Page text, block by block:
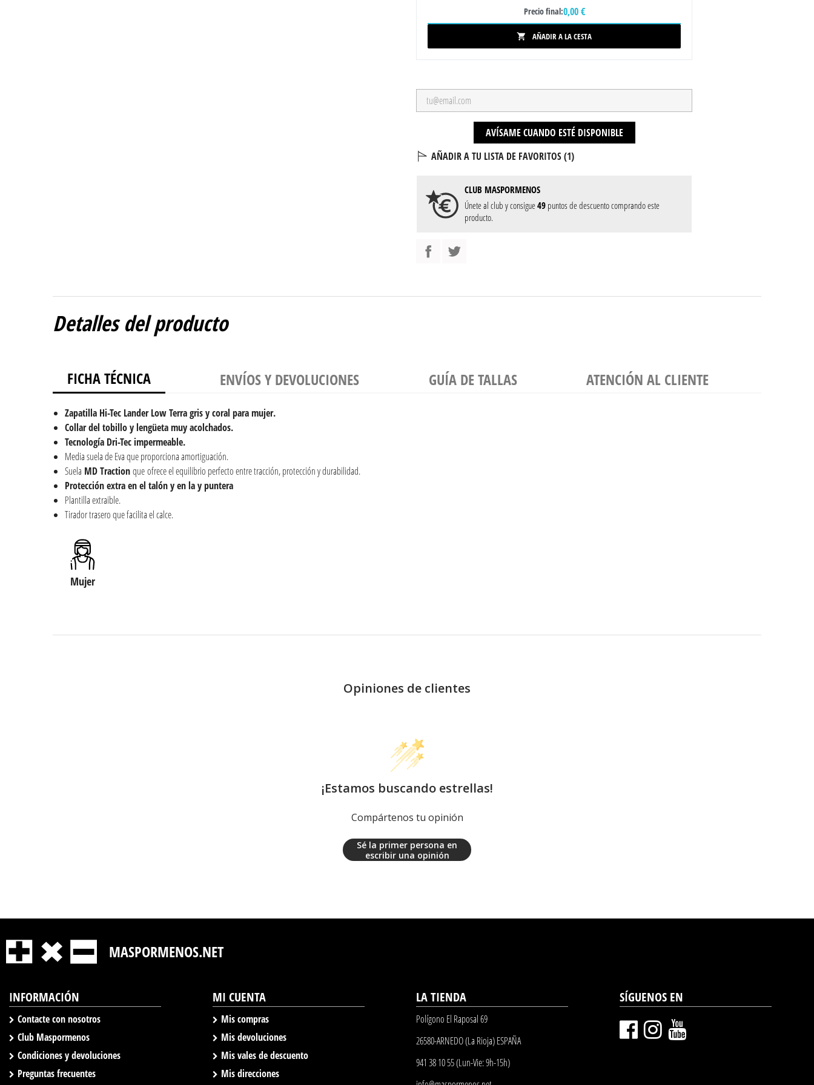
Precio final:0,00 €
 AÑADIR A LA CESTA
AVÍSAME CUANDO ESTÉ DISPONIBLE
AÑADIR A TU LISTA DE FAVORITOS (1)
CLUB MASPORMENOS
Únete al club y consigue49puntos de descuento comprando este
producto.
Detalles del producto
FICHA TÉCNICA ENVÍOS Y DEVOLUCIONES GUÍA DE TALLAS ATENCIÓN AL CLIENTE
Zapatilla Hi-Tec Lander Low Terra gris y coral para mujer.
Collar del tobillo y lengüeta muy acolchados.
Tecnología Dri-Tec impermeable.
Media suela de Eva que proporciona amortiguación.
Suela MD Tractionque ofrece el equilibrio perfecto entre tracción, protección y durabilidad.
Protección extra en el talón y en la y puntera
Plantilla extraible.
Tirador trasero que facilita el calce.
Mujer
Opiniones de clientes
¡Estamos buscando estrellas!
Compártenos tu opinión
Sé la primer persona en
escribir una opinión
MASPORMENOS.NET
INFORMACIÓN
Contacte con nosotros
Club Maspormenos
Condiciones y devoluciones
Preguntas frecuentes
MI CUENTA
Mis compras
Mis devoluciones
Mis vales de descuento
Mis direcciones
LA TIENDA
Polígono El Raposal 69
26580-ARNEDO (La Rioja) ESPAÑA
941 38 10 55 (Lun-Vie: 9h-15h)
SÍGUENOS EN